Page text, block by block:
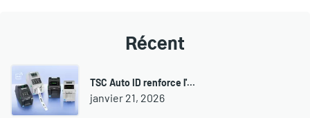
Récent
TSC Auto ID renforce l'…
janvier 21, 2026